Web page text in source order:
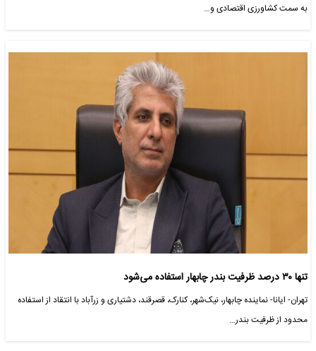
به سمت کشاورزی اقتصادی و…
تنها ۳۰ درصد ظرفیت بندر چابهار استفاده می‌شود
تهران- ایانا- نماینده چابهار، نیک‌شهر، کنارک، قصرقند، دشتیاری و زرآباد با انتقاد از استفاده
محدود از ظرفیت بندر…